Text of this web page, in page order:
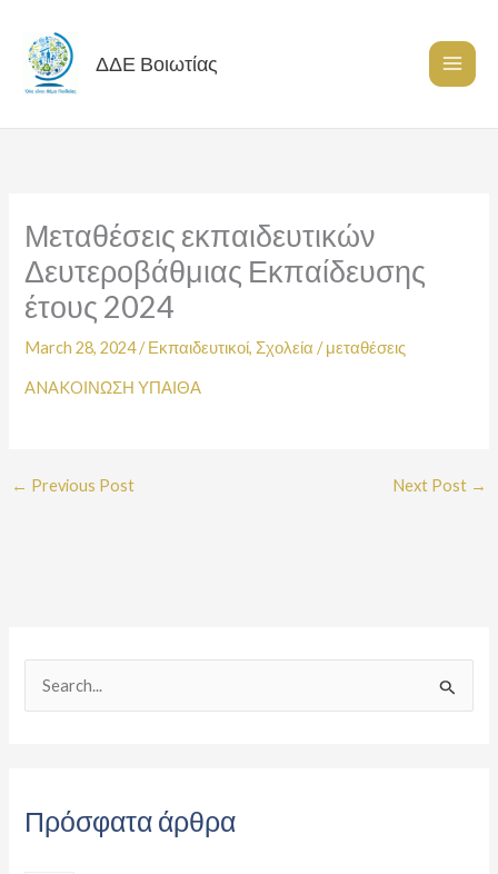
content
ΔΔΕ Βοιωτίας
Μεταθέσεις εκπαιδευτικών
Δευτεροβάθμιας Εκπαίδευσης
έτους 2024
March 28, 2024/Εκπαιδευτικοί, Σχολεία /μεταθέσεις
ANAKOΙΝΩΣΗ ΥΠΑΙΘΑ
← Previous Post Next Post →
c
Πρόσφατα άρθρα